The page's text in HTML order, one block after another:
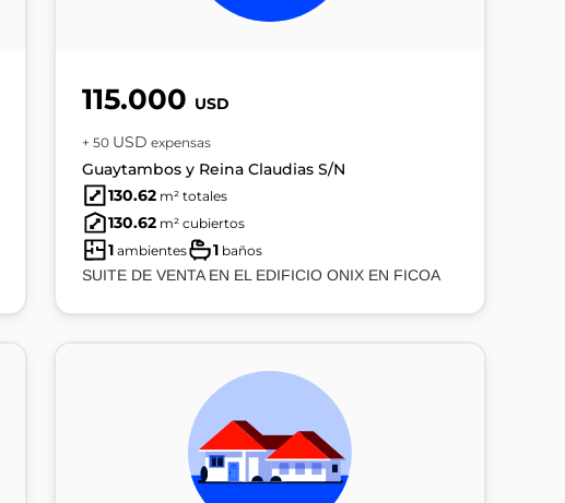
115.000 USD
+ 50 USD expensas
Guaytambos y Reina Claudias S/N
130.62 m² totales
130.62 m² cubiertos
1 ambientes 1 baños
SUITE DE VENTA EN EL EDIFICIO ONIX EN FICOA